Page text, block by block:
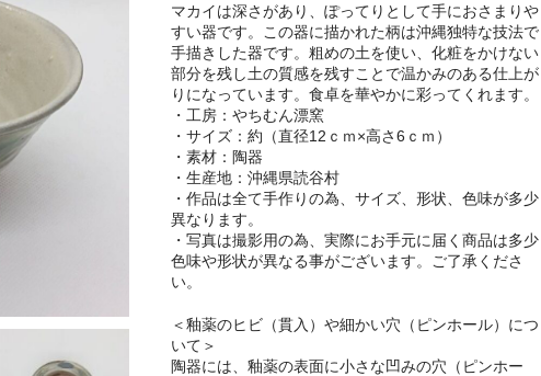
マカイは深さがあり、ぽってりとして手におさまりや
すい器です。この器に描かれた柄は沖縄独特な技法で
手描きした器です。粗めの土を使い、化粧をかけない
部分を残し土の質感を残すことで温かみのある仕上が
りになっています。食卓を華やかに彩ってくれます。
・工房：やちむん漂窯
・サイズ：約（直径12ｃｍ×高さ6ｃｍ）
・素材：陶器
・生産地：沖縄県読谷村
・作品は全て手作りの為、サイズ、形状、色味が多少
異なります。
・写真は撮影用の為、実際にお手元に届く商品は多少
色味や形状が異なる事がございます。ご了承くださ
い。
＜釉薬のヒビ（貫入）や細かい穴（ピンホール）につ
いて＞
陶器には、釉薬の表面に小さな凹みの穴（ピンホー